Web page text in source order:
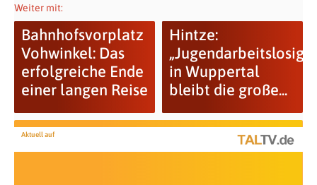
Weiter mit:
Bahnhofsvorplatz
Vohwinkel: Das
erfolgreiche Ende
einer langen Reise
Hintze:
in Wuppertal
bleibt die große...
Aktuell auf